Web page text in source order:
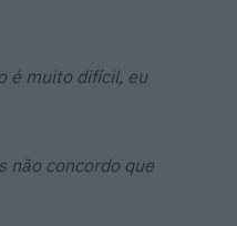
é muito difícil, eu
não concordo que